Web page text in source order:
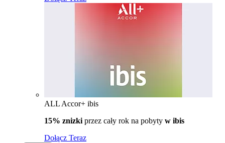
ALL Accor+ ibis
15% znizki przez cały rok na pobyty w ibis
Dołącz Teraz